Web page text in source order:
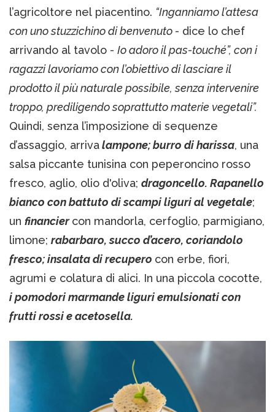
l’agricoltore nel piacentino. “Inganniamo l’attesa
con uno stuzzichino di benvenuto - dice lo chef
arrivando al tavolo - Io adoro il pas-touché”, con i
ragazzi lavoriamo con l’obiettivo di lasciare il
prodotto il più naturale possibile, senza intervenire
troppo, prediligendo soprattutto materie vegetali”.
Quindi, senza l’imposizione di sequenze
d’assaggio, arrivalampone; burro di harissa, una
salsa piccante tunisina con peperoncino rosso
fresco, aglio, olio d'oliva; dragoncello. Rapanello
bianco con battuto di scampi liguri al vegetale;
un financiercon mandorla, cerfoglio, parmigiano,
limone; rabarbaro, succo d’acero, coriandolo
fresco; insalata di recupero con erbe, fiori,
agrumi e colatura di alici. In una piccola cocotte,
i pomodori marmande liguri emulsionati con
frutti rossi e acetosella.